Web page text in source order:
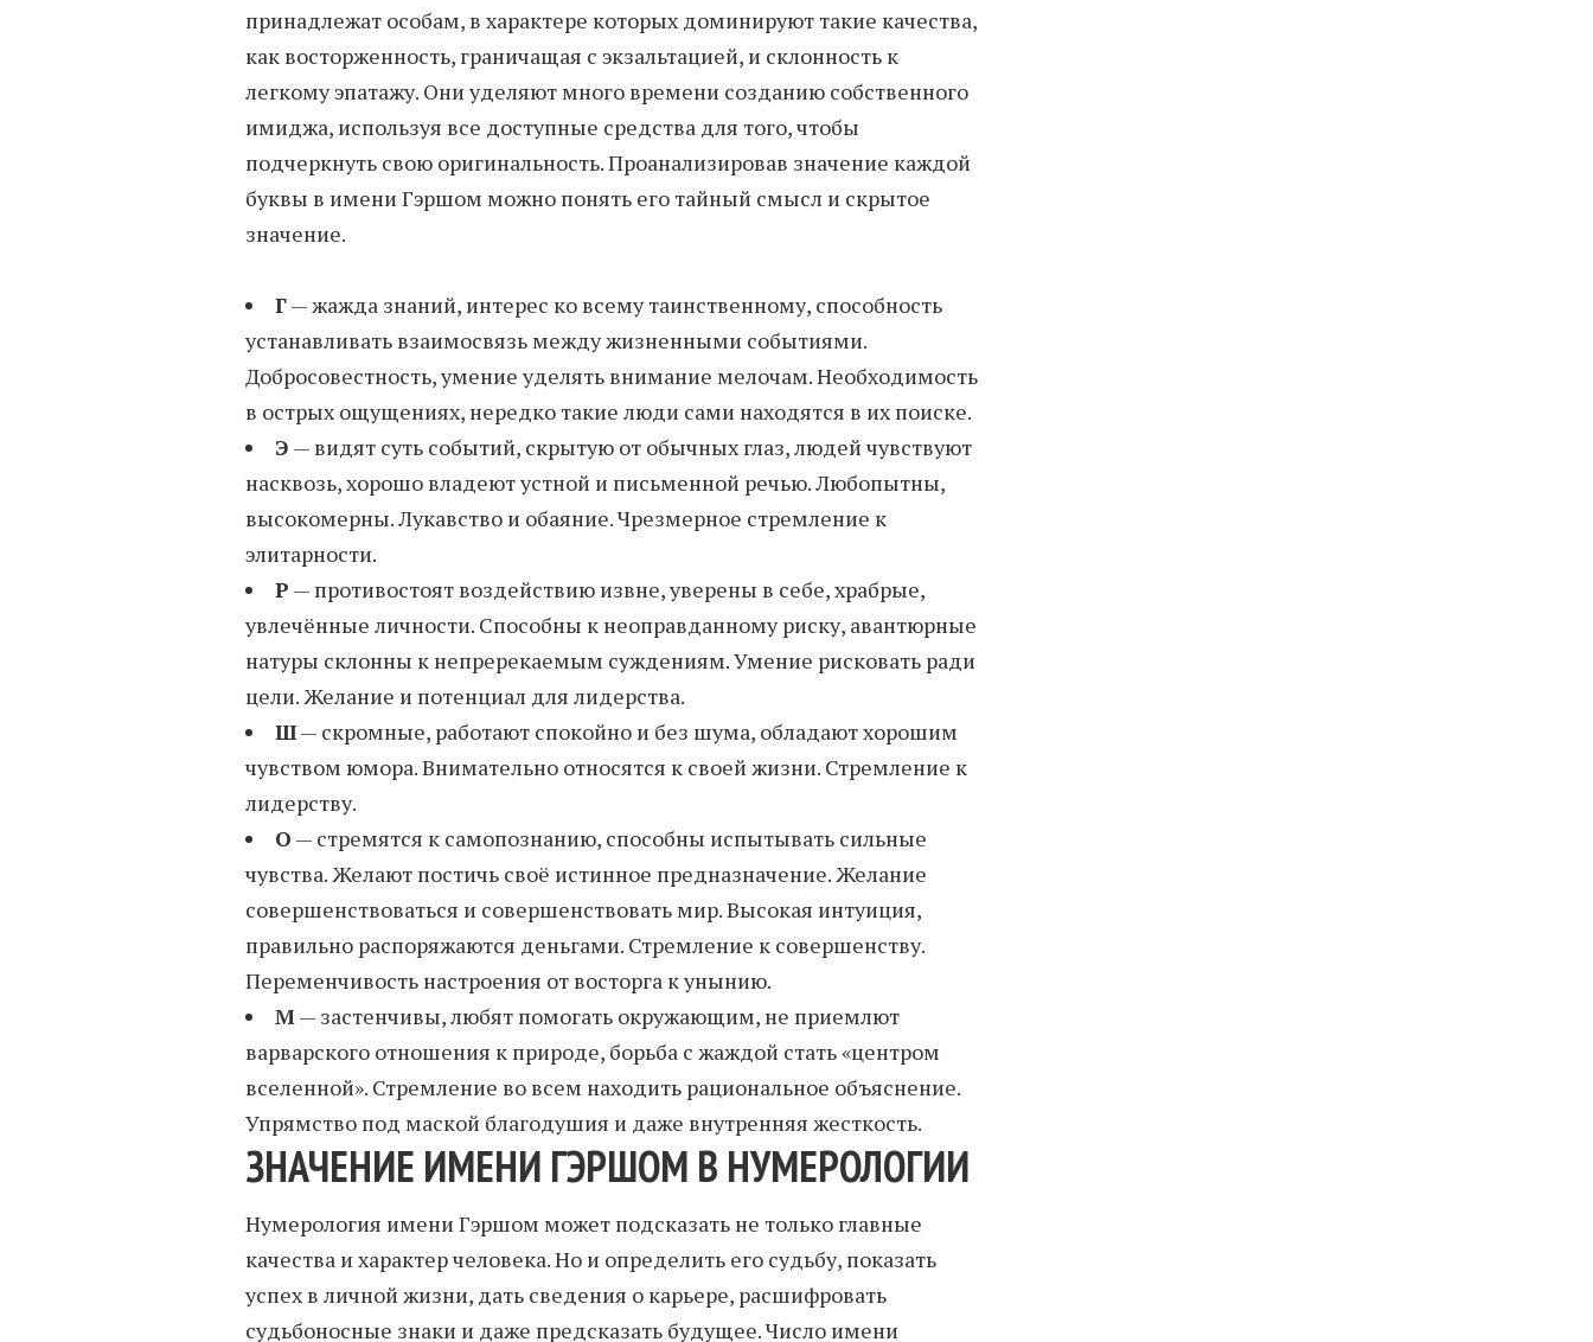
принадлежат особам, в характере которых доминируют такие качества,
как восторженность, граничащая с экзальтацией, и склонность к
легкому эпатажу. Они уделяют много времени созданию собственного
имиджа, используя все доступные средства для того, чтобы
подчеркнуть свою оригинальность. Проанализировав значение каждой
буквы в имени Гэршом можно понять его тайный смысл и скрытое
значение.
Г— жажда знаний, интерес ко всему таинственному, способность
устанавливать взаимосвязь между жизненными событиями.
Добросовестность, умение уделять внимание мелочам. Необходимость
в острых ощущениях, нередко такие люди сами находятся в их поиске.
Э — видят суть событий, скрытую от обычных глаз, людей чувствуют
насквозь, хорошо владеют устной и письменной речью. Любопытны,
высокомерны. Лукавство и обаяние. Чрезмерное стремление к
элитарности.
Р — противостоят воздействию извне, уверены в себе, храбрые,
увлечённые личности. Способны к неоправданному риску, авантюрные
натуры склонны к непререкаемым суждениям. Умение рисковать ради
цели. Желание и потенциал для лидерства.
Ш— скромные, работают спокойно и без шума, обладают хорошим
чувством юмора. Внимательно относятся к своей жизни. Стремление к
лидерству.
О — стремятся к самопознанию, способны испытывать сильные
чувства. Желают постичь своё истинное предназначение. Желание
совершенствоваться и совершенствовать мир. Высокая интуиция,
правильно распоряжаются деньгами. Стремление к совершенству.
Переменчивость настроения от восторга к унынию.
М— застенчивы, любят помогать окружающим, не приемлют
варварского отношения к природе, борьба с жаждой стать «центром
вселенной». Стремление во всем находить рациональное объяснение.
Упрямство под маской благодушия и даже внутренняя жесткость.
ЗНАЧЕНИЕ ИМЕНИ ГЭРШОМ В НУМЕРОЛОГИИ
Нумерология имени Гэршом может подсказать не только главные
качества и характер человека. Но и определить его судьбу, показать
успех в личной жизни, дать сведения о карьере, расшифровать
судьбоносные знаки и даже предсказать будущее. Число имени